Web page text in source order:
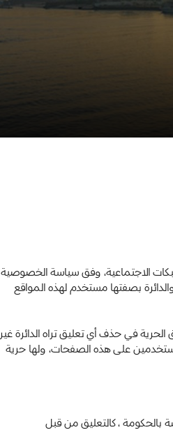
الاجتماعية، وفق سياسة الخصوصية
بصفتها مستخدم لهذه المواقع
في حذف أي تعليق تراه الدائرة غير
على هذه الصفحات، ولها حرية
بالحكومة ، كالتعليق من قبل